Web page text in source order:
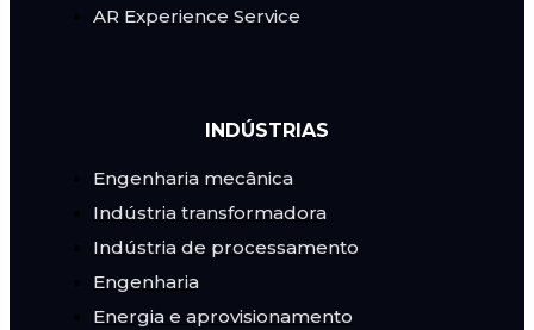
AR Experience Service
INDÚSTRIAS
Engenharia mecânica
Indústria transformadora
Indústria de processamento
Engenharia
Energia e aprovisionamento